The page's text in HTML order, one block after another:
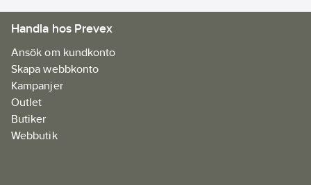
Handla hos Prevex
Ansök om kundkonto
Skapa webbkonto
Kampanjer
Outlet
Butiker
Webbutik